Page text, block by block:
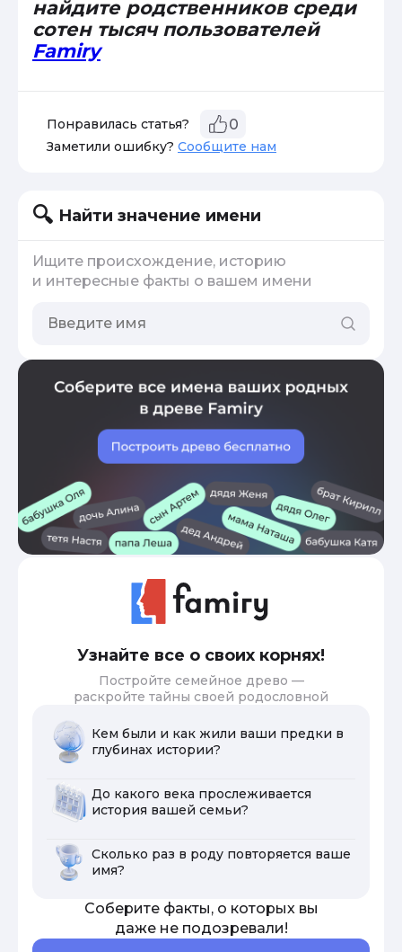
найдите родственников среди
сотен тысяч пользователей
Famiry
Понравилась статья? 0
Заметили ошибку? Сообщите нам
Найти значение имени
Ищите происхождение, историю
и интересные факты о вашем имени
Узнайте все о своих корнях!
Постройте семейное древо —
раскройте тайны своей родословной
Кем были и как жили ваши предки в
глубинах истории?
До какого века прослеживается
история вашей семьи?
Сколько раз в роду повторяется ваше
имя?
Соберите факты, о которых вы
даже не подозревали!